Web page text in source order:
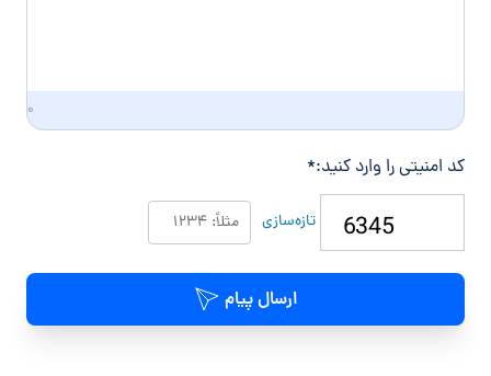
۰
کد امنیتی را وارد کنید:*
تازه‌سازی
ارسال پیام